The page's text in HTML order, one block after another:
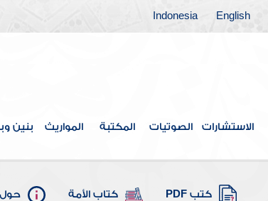
English
Indonesia
الاستشارات الصوتيات المكتبة المواريث بنين
كتب PDF كتاب الأمة حول